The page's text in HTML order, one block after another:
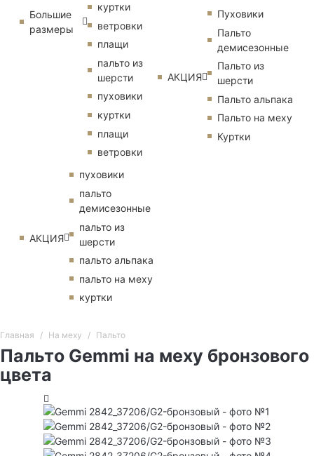
Большие
размеры
куртки
ветровки
плащи
пальто из
шерсти
пуховики
куртки
плащи
ветровки
АКЦИЯ
пуховики
пальто
демисезонные
пальто из
шерсти
пальто альпака
пальто на меху
куртки
АКЦИЯ
Пуховики
Пальто
демисезонные
Пальто из
шерсти
Пальто альпака
Пальто на меху
Куртки
Главная На меху Пальто
Пальто Gemmi на меху бронзового
цвета